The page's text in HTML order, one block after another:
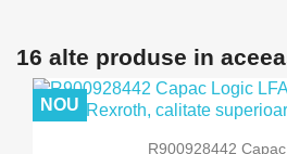
16 alte produse in
R900928442 Capac
NOU